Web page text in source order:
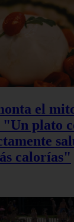
el
"Un plato
calorías"